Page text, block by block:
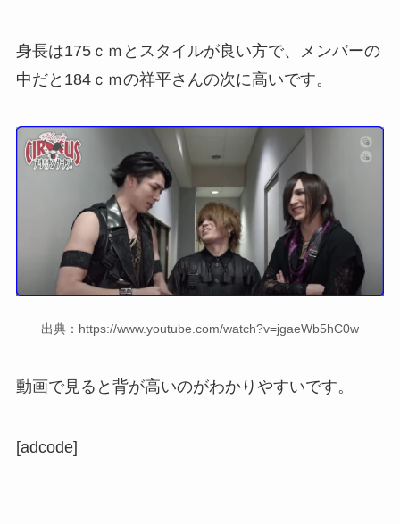
身長は175ｃｍとスタイルが良い方で、メンバーの
中だと184ｃｍの祥平さんの次に高いです。
出典：https://www.youtube.com/watch?v=jgaeWb5hC0w
動画で見ると背が高いのがわかりやすいです。
[adcode]